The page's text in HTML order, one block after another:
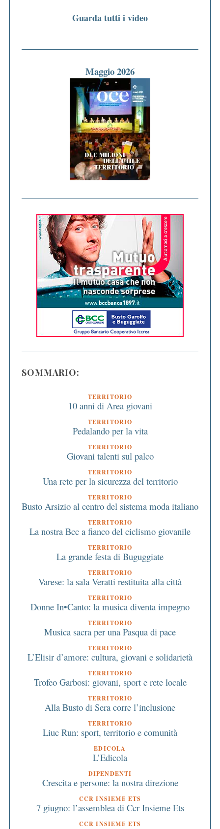
Guarda tutti i video
Maggio 2026
SOMMARIO:
TERRITORIO
10 anni di Area giovani
TERRITORIO
Pedalando per la vita
TERRITORIO
Giovani talenti sul palco
TERRITORIO
Una rete per la sicurezza del territorio
TERRITORIO
Busto Arsizio al centro del sistema moda italiano
TERRITORIO
La nostra Bcc a fianco del ciclismo giovanile
TERRITORIO
La grande festa di Buguggiate
TERRITORIO
Varese: la sala Veratti restituita alla città
TERRITORIO
Donne In•Canto: la musica diventa impegno
TERRITORIO
Musica sacra per una Pasqua di pace
TERRITORIO
L’Elisir d’amore: cultura, giovani e solidarietà
TERRITORIO
Trofeo Garbosi: giovani, sport e rete locale
TERRITORIO
Alla Busto di Sera corre l’inclusione
TERRITORIO
Liuc Run: sport, territorio e comunità
EDICOLA
L’Edicola
DIPENDENTI
Crescita e persone: la nostra direzione
CCR INSIEME ETS
7 giugno: l’assemblea di Ccr Insieme Ets
CCR INSIEME ETS